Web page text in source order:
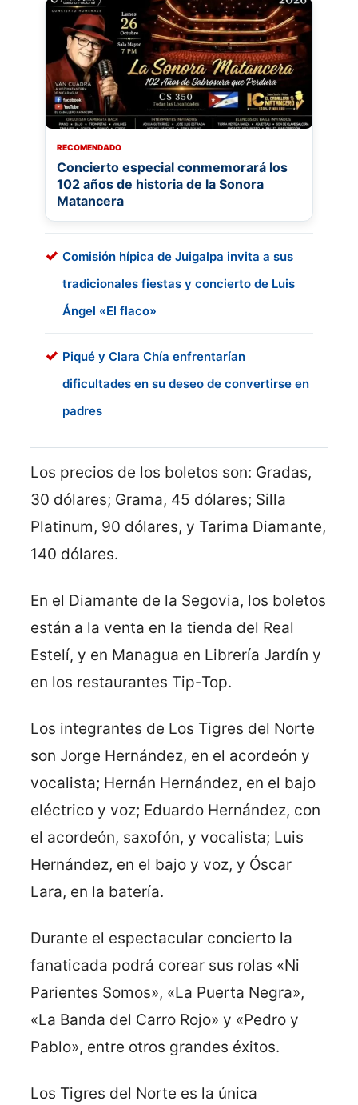
RECOMENDADO
Concierto especial conmemorará los
102 años de historia de la Sonora
Matancera
Comisión hípica de Juigalpa invita a sus
tradicionales fiestas y concierto de Luis
Ángel «El flaco»
Piqué y Clara Chía enfrentarían
dificultades en su deseo de convertirse en
padres
Los precios de los boletos son: Gradas,
30 dólares; Grama, 45 dólares; Silla
Platinum, 90 dólares, y Tarima Diamante,
140 dólares.
En el Diamante de la Segovia, los boletos
están a la venta en la tienda del Real
Estelí, y en Managua en Librería Jardín y
en los restaurantes Tip-Top.
Los integrantes de Los Tigres del Norte
son Jorge Hernández, en el acordeón y
vocalista; Hernán Hernández, en el bajo
eléctrico y voz; Eduardo Hernández, con
el acordeón, saxofón, y vocalista; Luis
Hernández, en el bajo y voz, y Óscar
Lara, en la batería.
Durante el espectacular concierto la
fanaticada podrá corear sus rolas «Ni
Parientes Somos», «La Puerta Negra»,
«La Banda del Carro Rojo» y «Pedro y
Pablo», entre otros grandes éxitos.
Los Tigres del Norte es la única